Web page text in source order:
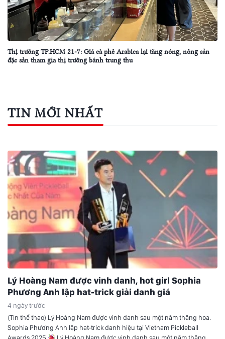
Thị trường TP.HCM 21-7: Giá cà phê Arabica lại tăng nóng, nông sản
đặc sản tham gia thị trường bánh trung thu
TIN MỚI NHẤT
Lý Hoàng Nam được vinh danh, hot girl Sophia
Phương Anh lập hat-trick giải danh giá
4 ngày trước
(Tin thể thao) Lý Hoàng Nam được vinh danh sau một năm thăng hoa.
Sophia Phương Anh lập hat-trick danh hiệu tại Vietnam Pickleball